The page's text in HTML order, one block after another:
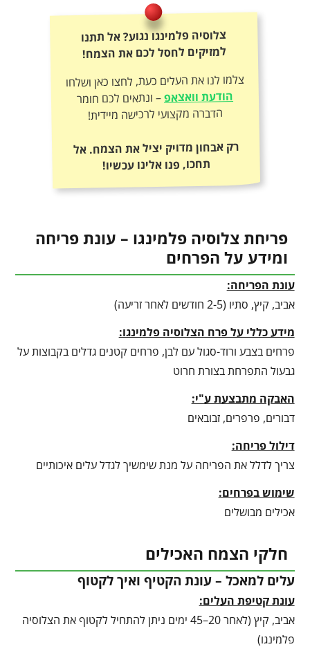
צלוסיה פלמינגו נגוע? אל תתנו
למזיקים לחסל לכם את הצמח!
צלמו לנו את העלים כעת, לחצו כאן ושלחו
הודעת וואצאפ– ונתאים לכם חומר
הדברה מקצועי לרכישה מיידית!
רק אבחון מדויק יציל את הצמח. אל
תחכו, פנו אלינו עכשיו!
פריחת צלוסיה פלמינגו – עונת פריחה
ומידע על הפרחים
עונת הפריחה:
אביב, קיץ, סתיו (2-5 חודשים לאחר זריעה)
מידע כללי על פרח הצלוסיה פלמינגו:
פרחים בצבע ורוד-סגול עם לבן, פרחים קטנים גדלים בקבוצות על
גבעול התפרחת בצורת חרוט
האבקה מתבצעת ע"י:
דבורים, פרפרים, זבובאים
דילול פריחה:
צריך לדלל את הפריחה על מנת שימשיך לגדל עלים איכותיים
שימוש בפרחים:
אכילים מבושלים
חלקי הצמח האכילים
עלים למאכל – עונת הקטיף ואיך לקטוף
עונת קטיפת העלים:
אביב, קיץ (לאחר 20–45 ימים ניתן להתחיל לקטוף את הצלוסיה
פלמינגו)